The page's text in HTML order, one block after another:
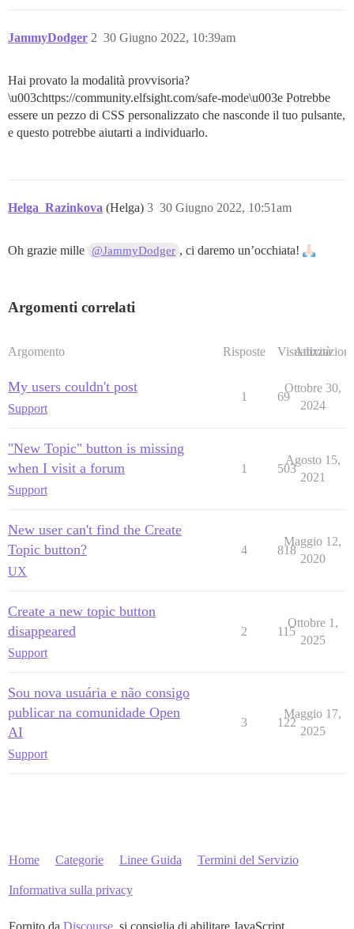
JammyDodger 30 Giugno 2022, 10:39am
2
Hai provato la modalità provvisoria?
\u003chttps://community.elfsight.com/safe-mode\u003e Potrebbe
essere un pezzo di CSS personalizzato che nasconde il tuo pulsante,
e questo potrebbe aiutarti a individuarlo.
Helga_Razinkova (Helga) 30 Giugno 2022, 10:51am
3
Oh grazie mille @JammyDodger , ci daremo un’occhiata!
Argomenti correlati
Argomento Risposte Visualizzazioni
Attività
My users couldn't post
Support
1 69
Ottobre 30,
2024
"New Topic" button is missing
when I visit a forum
Support
1 503
Agosto 15,
2021
New user can't find the Create
Topic button?
UX
4 818
Maggio 12,
2020
Create a new topic button
disappeared
Support
2 115
Ottobre 1,
2025
Sou nova usuária e não consigo
publicar na comunidade Open
AI
Support
3 122
Maggio 17,
2025
Home Categorie Linee Guida Termini del Servizio
Informativa sulla privacy